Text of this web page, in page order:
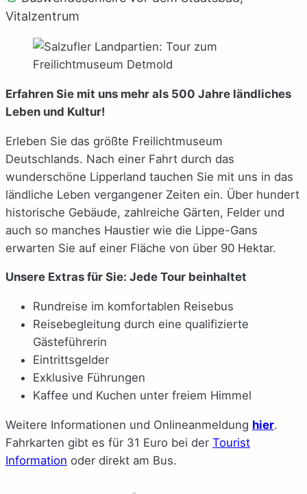
Vitalzentrum
Erfahren Sie mit uns mehr als 500 Jahre ländliches
Leben und Kultur!
Erleben Sie das größte Freilichtmuseum
Deutschlands. Nach einer Fahrt durch das
wunderschöne Lipperland tauchen Sie mit uns in das
ländliche Leben vergangener Zeiten ein. Über hundert
historische Gebäude, zahlreiche Gärten, Felder und
auch so manches Haustier wie die Lippe-Gans
erwarten Sie auf einer Fläche von über 90 Hektar.
Unsere Extras für Sie: Jede Tour beinhaltet
Rundreise im komfortablen Reisebus
Reisebegleitung durch eine qualifizierte
Gästeführerin
Eintrittsgelder
Exklusive Führungen
Kaffee und Kuchen unter freiem Himmel
Weitere Informationen und Onlineanmeldung hier.
Fahrkarten gibt es für 31 Euro bei der Tourist
Information oder direkt am Bus.